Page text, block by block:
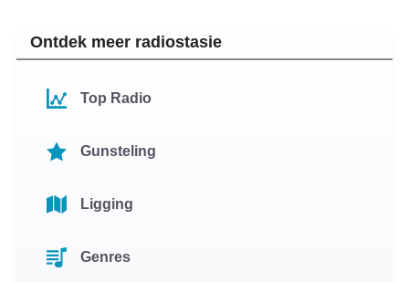
Ontdek meer radiostasie
Top Radio
Gunsteling
Ligging
Genres